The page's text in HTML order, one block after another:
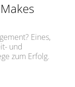
Eines,
und
zum Erfolg.